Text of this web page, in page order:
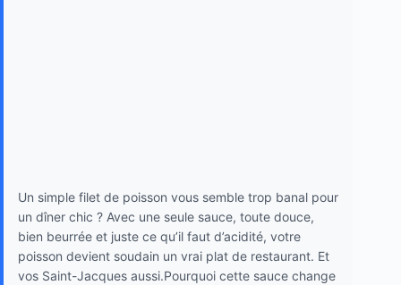
Un simple filet de poisson vous semble trop banal pour
un dîner chic ? Avec une seule sauce, toute douce,
bien beurrée et juste ce qu’il faut d’acidité, votre
poisson devient soudain un vrai plat de restaurant. Et
vos Saint-Jacques aussi.Pourquoi cette sauce change